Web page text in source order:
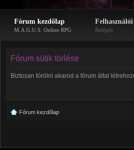
Fórum kezdőlap
M.A.G.U.S. Online RPG Belépés
Fórum sütik törlése
Biztosan törölni akarod a fórum által
Fórum kezdőlap